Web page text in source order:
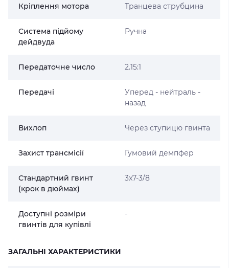
Кріплення мотора Транцева струбцина
Система підйому
дейдвуда
Ручна
Передаточне число 2.15:1
Передачі
Уперед - нейтраль -
назад
Вихлоп Через ступицю гвинта
Захист трансмісії Гумовий демпфер
Стандартний гвинт
(крок в дюймах)
3x7-3/8
Доступні розміри
гвинтів для купівлі
-
ЗАГАЛЬНІ ХАРАКТЕРИСТИКИ